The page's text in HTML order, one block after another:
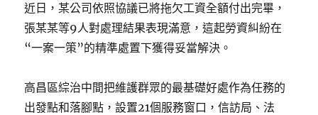
近日，某公司依照協議已將拖欠工資全額付出完畢，
張某某等9人對處理結果表現滿意，這起勞資糾紛在
“一案一策”的精準處置下獲得妥當解決。
高昌區綜治中間把維護群眾的最基礎好處作為任務的
出發點和落腳點，設置21個服務窗口，信訪局、法